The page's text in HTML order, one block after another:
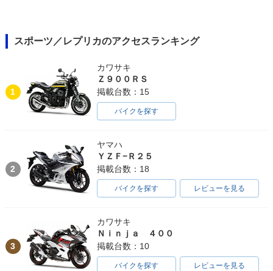
スポーツ／レプリカのアクセスランキング
1
カワサキ
Ｚ９００ＲＳ
掲載台数：15
バイクを探す
2
ヤマハ
ＹＺＦ−Ｒ２５
掲載台数：18
バイクを探す レビューを見る
3
カワサキ
Ｎｉｎｊａ ４００
掲載台数：10
バイクを探す レビューを見る